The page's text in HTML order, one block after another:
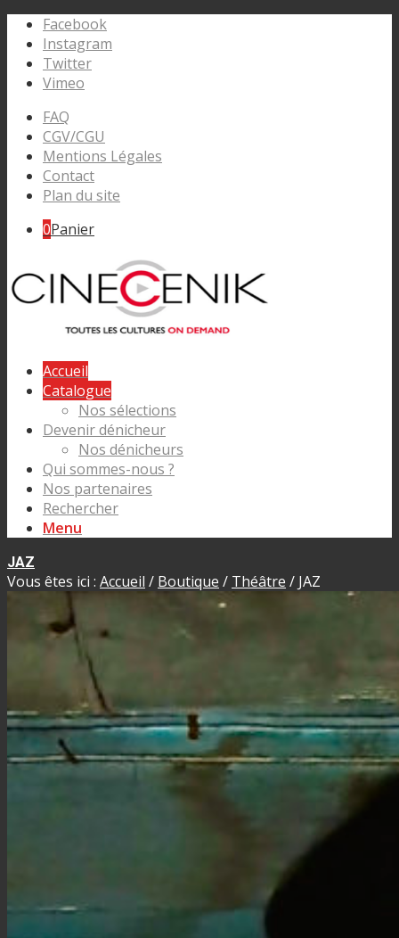
Facebook
Instagram
Twitter
Vimeo
FAQ
CGV/CGU
Mentions Légales
Contact
Plan du site
0Panier
Accueil
Catalogue
Nos sélections
Devenir dénicheur
Nos dénicheurs
Qui sommes-nous ?
Nos partenaires
Rechercher
Menu
JAZ
Vous êtes ici : Accueil / Boutique / Théâtre / JAZ